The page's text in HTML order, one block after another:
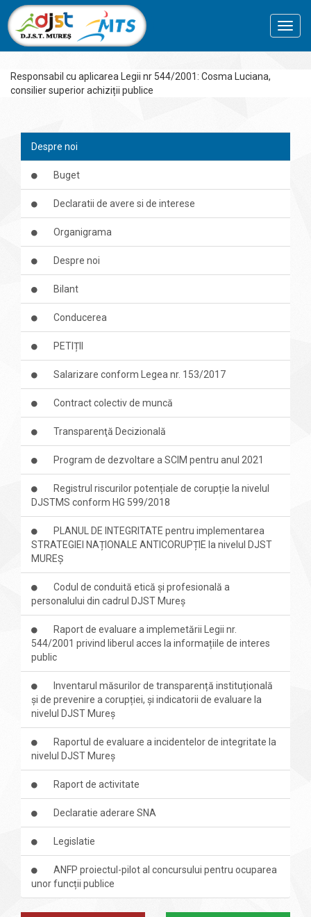
Responsabil cu aplicarea Legii nr 544/2001: Cosma Luciana,
consilier superior achiziții publice
Despre noi
Buget
Declaratii de avere si de interese
Organigrama
Despre noi
Bilant
Conducerea
PETIȚII
Salarizare conform Legea nr. 153/2017
Contract colectiv de muncă
Transparenţă Decizională
Program de dezvoltare a SCIM pentru anul 2021
Registrul riscurilor potențiale de corupție la nivelul
DJSTMS conform HG 599/2018
PLANUL DE INTEGRITATE pentru implementarea
STRATEGIEI NAȚIONALE ANTICORUPȚIE la nivelul DJST
MUREȘ
Codul de conduită etică și profesională a
personalului din cadrul DJST Mureș
Raport de evaluare a implemetării Legii nr.
544/2001 privind liberul acces la informațiile de interes
public
Inventarul măsurilor de transparență instituțională
și de prevenire a corupției, și indicatorii de evaluare la
nivelul DJST Mureș
Raportul de evaluare a incidentelor de integritate la
nivelul DJST Mureș
Raport de activitate
Declaratie aderare SNA
Legislatie
ANFP proiectul-pilot al concursului pentru ocuparea
unor funcții publice